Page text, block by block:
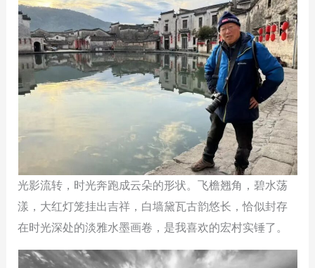
光影流转，时光奔跑成云朵的形状。飞檐翘角，碧水荡
漾，大红灯笼挂出吉祥，白墙黛瓦古韵悠长，恰似封存
在时光深处的淡雅水墨画卷，是我喜欢的宏村实锤了。